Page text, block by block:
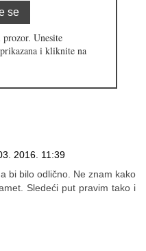
se
Unesite
i kliknite na
2016. 11:39
bi bilo odlično. Ne znam kako
Sledeći put pravim tako i